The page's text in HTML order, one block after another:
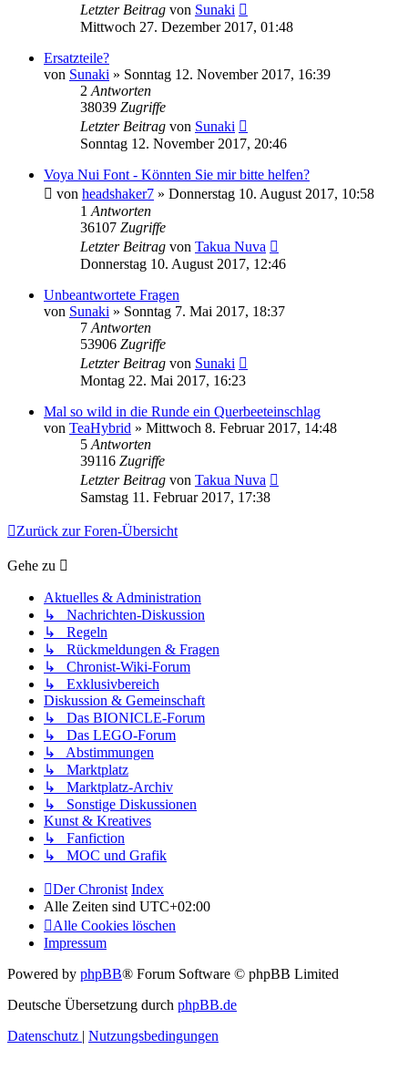
Letzter Beitrag von Sunaki
Mittwoch 27. Dezember 2017, 01:48
Ersatzteile?
von Sunaki » Sonntag 12. November 2017, 16:39
2 Antworten
38039 Zugriffe
Letzter Beitrag von Sunaki
Sonntag 12. November 2017, 20:46
Voya Nui Font - Könnten Sie mir bitte helfen?
von headshaker7 » Donnerstag 10. August 2017, 10:58
1 Antworten
36107 Zugriffe
Letzter Beitrag von Takua Nuva
Donnerstag 10. August 2017, 12:46
Unbeantwortete Fragen
von Sunaki » Sonntag 7. Mai 2017, 18:37
7 Antworten
53906 Zugriffe
Letzter Beitrag von Sunaki
Montag 22. Mai 2017, 16:23
Mal so wild in die Runde ein Querbeeteinschlag
von TeaHybrid » Mittwoch 8. Februar 2017, 14:48
5 Antworten
39116 Zugriffe
Letzter Beitrag von Takua Nuva
Samstag 11. Februar 2017, 17:38
Zurück zur Foren-Übersicht
Gehe zu
Aktuelles & Administration
↳ Nachrichten-Diskussion
↳ Regeln
↳ Rückmeldungen & Fragen
↳ Chronist-Wiki-Forum
↳ Exklusivbereich
Diskussion & Gemeinschaft
↳ Das BIONICLE-Forum
↳ Das LEGO-Forum
↳ Abstimmungen
↳ Marktplatz
↳ Marktplatz-Archiv
↳ Sonstige Diskussionen
Kunst & Kreatives
↳ Fanfiction
↳ MOC und Grafik
Der Chronist Index
Alle Zeiten sind UTC+02:00
Alle Cookies löschen
Impressum
Powered by phpBB® Forum Software © phpBB Limited
Deutsche Übersetzung durch phpBB.de
Datenschutz | Nutzungsbedingungen